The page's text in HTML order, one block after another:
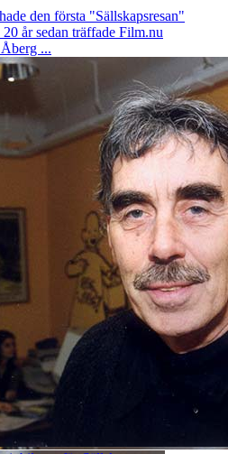
den första "Sällskapsresan"
år sedan träffade Film.nu
...